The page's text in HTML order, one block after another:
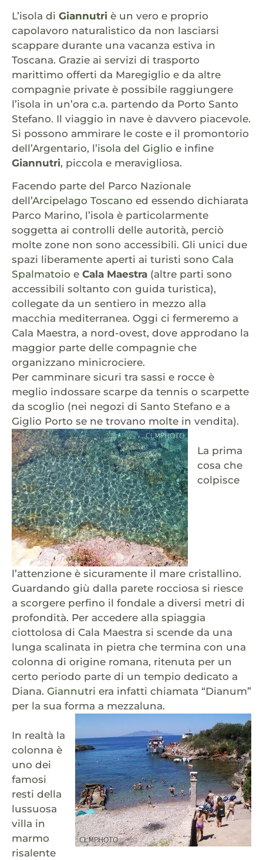
L’isola di Giannutri è un vero e proprio
capolavoro naturalistico da non lasciarsi
scappare durante una vacanza estiva in
Toscana. Grazie ai servizi di trasporto
marittimo offerti da Maregiglio e da altre
compagnie private è possibile raggiungere
l’isola in un’ora c.a. partendo da Porto Santo
Stefano. Il viaggio in nave è davvero piacevole.
Si possono ammirare le coste e il promontorio
dell’Argentario, l’isola del Giglio e infine
Giannutri, piccola e meravigliosa.
Facendo parte del Parco Nazionale
dell’Arcipelago Toscano ed essendo dichiarata
Parco Marino, l’isola è particolarmente
soggetta ai controlli delle autorità, perciò
molte zone non sono accessibili. Gli unici due
spazi liberamente aperti ai turisti sono Cala
Spalmatoio e Cala Maestra (altre parti sono
accessibili soltanto con guida turistica),
collegate da un sentiero in mezzo alla
macchia mediterranea. Oggi ci fermeremo a
Cala Maestra, a nord-ovest, dove approdano la
maggior parte delle compagnie che
organizzano minicrociere.
Per camminare sicuri tra sassi e rocce è
meglio indossare scarpe da tennis o scarpette
da scoglio (nei negozi di Santo Stefano e a
Giglio Porto se ne trovano molte in vendita).
La prima
cosa che
colpisce
l’attenzione è sicuramente il mare cristallino.
Guardando giù dalla parete rocciosa si riesce
a scorgere perfino il fondale a diversi metri di
profondità. Per accedere alla spiaggia
ciottolosa di Cala Maestra si scende da una
lunga scalinata in pietra che termina con una
colonna di origine romana, ritenuta per un
certo periodo parte di un tempio dedicato a
Diana. Giannutri era infatti chiamata “Dianum”
per la sua forma a mezzaluna.
In realtà la
colonna è
uno dei
famosi
resti della
lussuosa
villa in
marmo
risalente